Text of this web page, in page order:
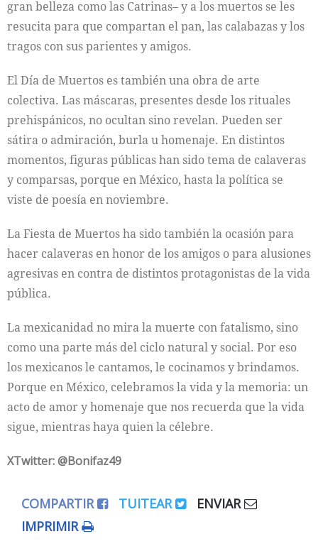
gran belleza como las Catrinas– y a los muertos se les
resucita para que compartan el pan, las calabazas y los
tragos con sus parientes y amigos.
El Día de Muertos es también una obra de arte
colectiva. Las máscaras, presentes desde los rituales
prehispánicos, no ocultan sino revelan. Pueden ser
sátira o admiración, burla u homenaje. En distintos
momentos, figuras públicas han sido tema de calaveras
y comparsas, porque en México, hasta la política se
viste de poesía en noviembre.
La Fiesta de Muertos ha sido también la ocasión para
hacer calaveras en honor de los amigos o para alusiones
agresivas en contra de distintos protagonistas de la vida
pública.
La mexicanidad no mira la muerte con fatalismo, sino
como una parte más del ciclo natural y social. Por eso
los mexicanos le cantamos, le cocinamos y brindamos.
Porque en México, celebramos la vida y la memoria: un
acto de amor y homenaje que nos recuerda que la vida
sigue, mientras haya quien la célebre.
XTwitter: @Bonifaz49
COMPARTIR TUITEAR
ENVIAR
IMPRIMIR